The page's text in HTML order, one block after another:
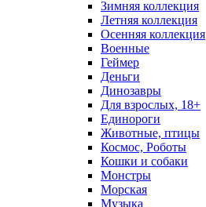
Зимняя коллекция
Летняя коллекция
Осенняя коллекция
Военные
Геймер
Деньги
Динозавры
Для взрослых, 18+
Единороги
Животные, птицы
Космос, Роботы
Кошки и собаки
Монстры
Морская
Музыка